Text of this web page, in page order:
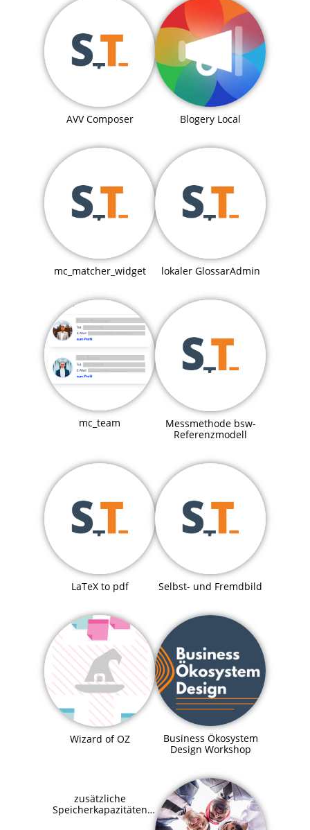
AVV Composer Blogery Local
mc_matcher_widget lokaler GlossarAdmin
mc_team
Messmethode bsw-
Referenzmodell
LaTeX to pdf Selbst- und Fremdbild
Wizard of OZ
Business Ökosystem
Design Workshop
zusätzliche
Speicherkapazitäten